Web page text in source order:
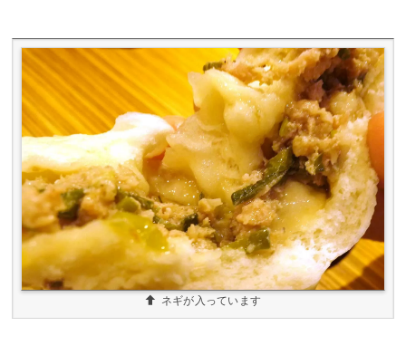
ネギが入っています